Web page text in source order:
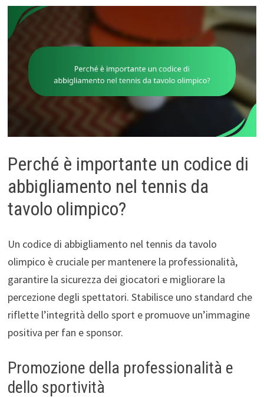
Perché è importante un codice di
abbigliamento nel tennis da
tavolo olimpico?
Un codice di abbigliamento nel tennis da tavolo
olimpico è cruciale per mantenere la professionalità,
garantire la sicurezza dei giocatori e migliorare la
percezione degli spettatori. Stabilisce uno standard che
riflette l’integrità dello sport e promuove un’immagine
positiva per fan e sponsor.
Promozione della professionalità e
dello sportività